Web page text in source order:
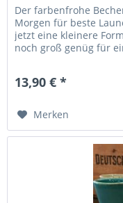
Der farbenfrohe
Morgen für beste
jetzt eine kleinere
noch groß genüg für
13,90 € *
Merken